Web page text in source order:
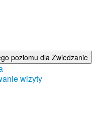
poziomu dla Zwiedzanie
wizyty